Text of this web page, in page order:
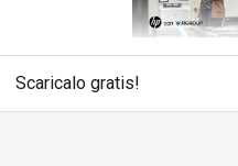
Scaricalo gratis!